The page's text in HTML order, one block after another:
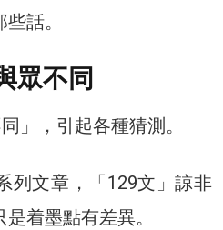
話。
眾不同
」，引起各種猜測。
列文章，「129文」諒非
着墨點有差異。